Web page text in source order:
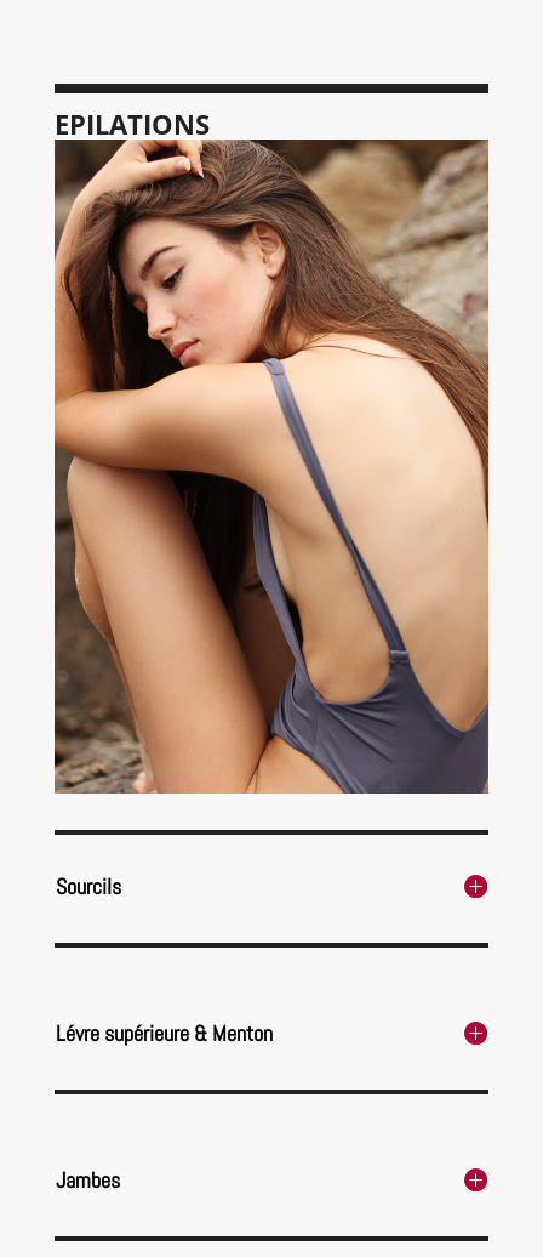
EPILATIONS
Sourcils
Lévre supérieure & Menton
Jambes